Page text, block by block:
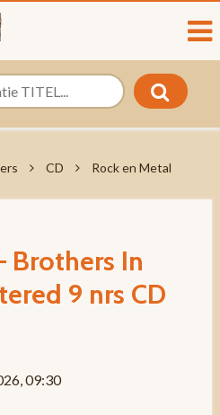
CD Rock en Metal
Brothers In
9 nrs CD
09:30